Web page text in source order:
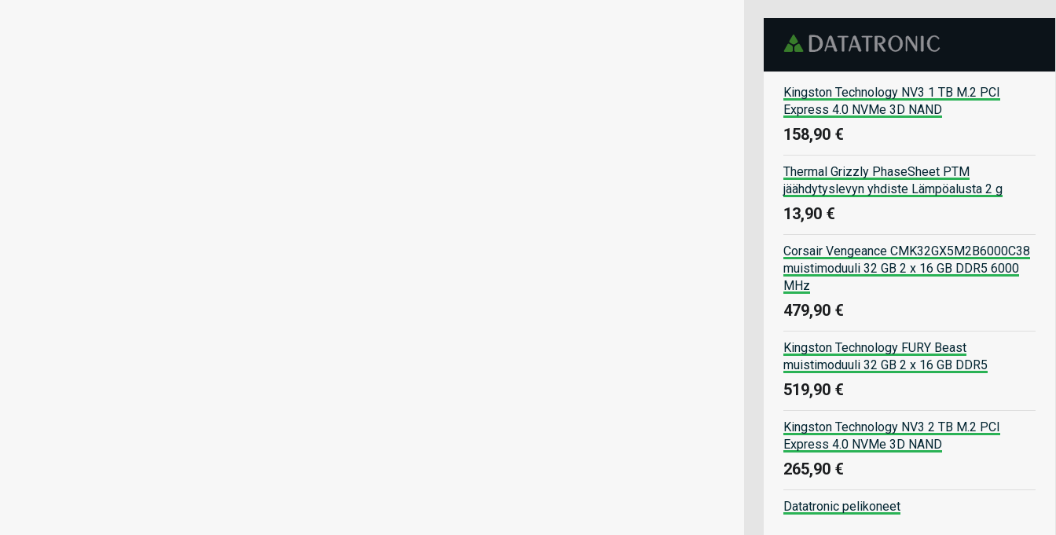
Kingston Technology NV3 1 TB M.2 PCI
Express 4.0 NVMe 3D NAND
158,90 €
Thermal Grizzly PhaseSheet PTM
jäähdytyslevyn yhdiste Lämpöalusta 2 g
13,90 €
Corsair Vengeance CMK32GX5M2B6000C38
muistimoduuli 32 GB 2 x 16 GB DDR5 6000
MHz
479,90 €
Kingston Technology FURY Beast
muistimoduuli 32 GB 2 x 16 GB DDR5
519,90 €
Kingston Technology NV3 2 TB M.2 PCI
Express 4.0 NVMe 3D NAND
265,90 €
Datatronic pelikoneet